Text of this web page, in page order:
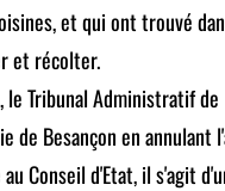
et qui ont trouvé
et récolter.
Tribunal Administratif
de Besançon en
Conseil d'Etat, il s'agit